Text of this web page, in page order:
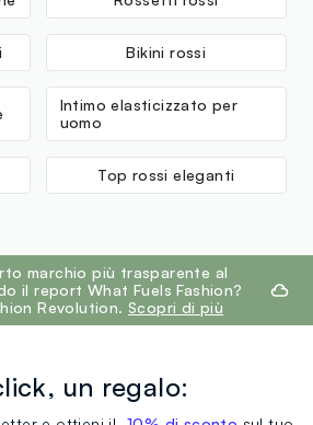
Bikini rossi
Intimo elasticizzato per
uomo
Top rossi eleganti
marchio più trasparente al
il report What Fuels Fashion?
Revolution. Scopri di più
un regalo: